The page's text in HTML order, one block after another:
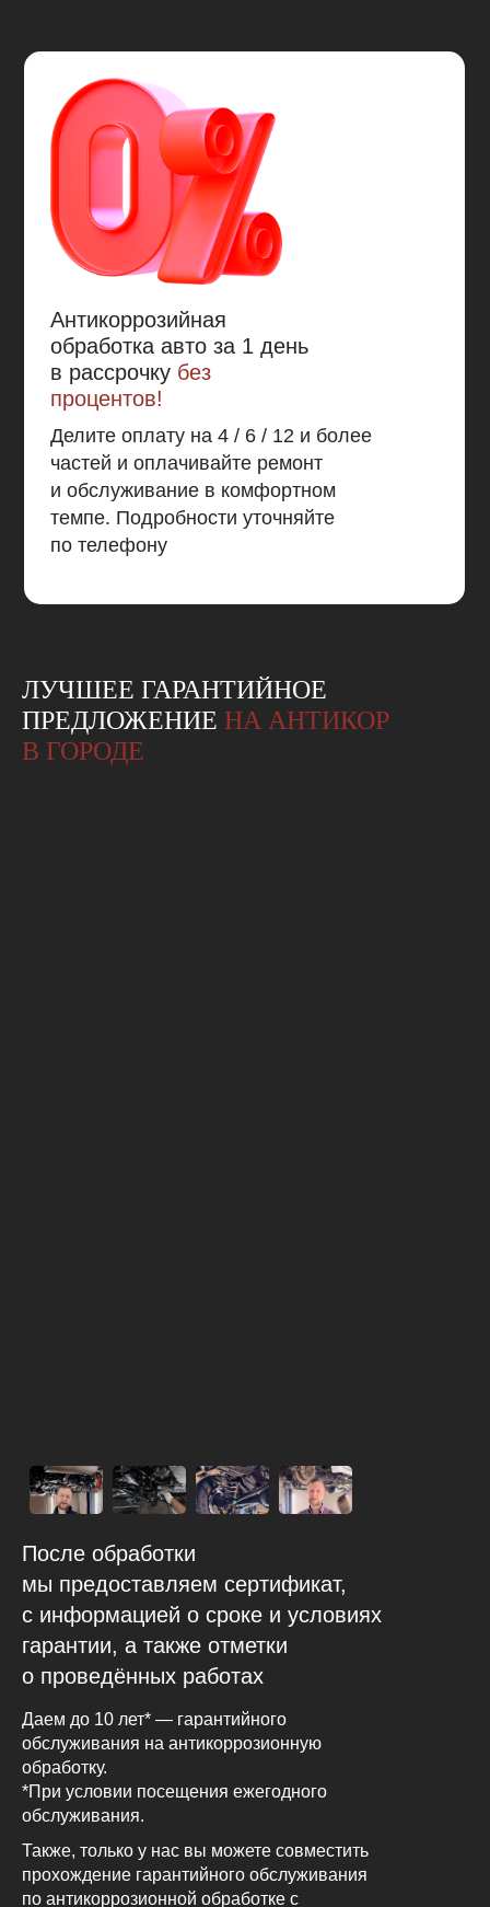
временем от агрессивной среды и механических
гравий, мелкие камни – царапают защитное
покрытие Mercasol 831, открывая металл.) и
позволит развиваться коррозии в местах
повреждения, а также не хотите обращаться к теме
антикоррозионной обработки 10 и более лет, то
Mercasol 845 - это то без чего вам не обойтись.
Антикоррозийная
обработка авто за 1 день
в рассрочку без
процентов!
Делите оплату на 4 / 6 / 12 и более
частей и оплачивайте ремонт
и обслуживание в комфортном
темпе. Подробности уточняйте
по телефону
ЛУЧШЕЕ ГАРАНТИЙНОЕ
ПРЕДЛОЖЕНИЕ НА АНТИКОР
В ГОРОДЕ
Также, только у нас вы можете совместить
прохождение гарантийного обслуживания
по антикоррозионной обработке с
Даем до 10 лет* — гарантийного
обслуживания на антикоррозионную
обработку.
*При условии посещения ежегодного
обслуживания.
После обработки
мы предоставляем сертификат,
с информацией о сроке и условиях
гарантии, а также отметки
о проведённых работах